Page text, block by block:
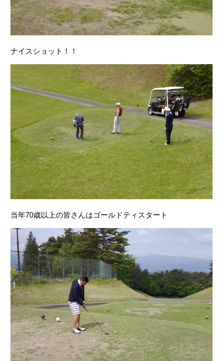
ナイスショット！！
当年70歳以上の皆さんはゴールドティスタート